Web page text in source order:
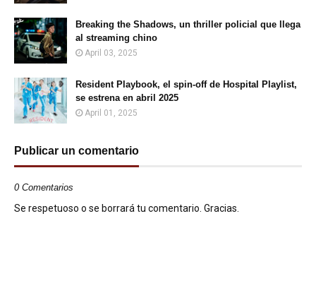
Breaking the Shadows, un thriller policial que llega
al streaming chino
April 03, 2025
Resident Playbook, el spin-off de Hospital Playlist,
se estrena en abril 2025
April 01, 2025
Publicar un comentario
0 Comentarios
Se respetuoso o se borrará tu comentario. Gracias.